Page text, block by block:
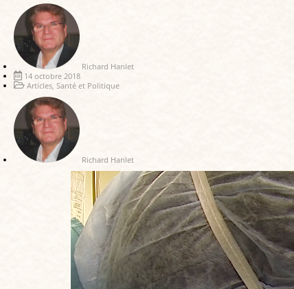
Richard Hanlet
14 octobre 2018
Articles, Santé et Politique
Richard Hanlet